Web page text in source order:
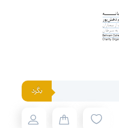
بگرد